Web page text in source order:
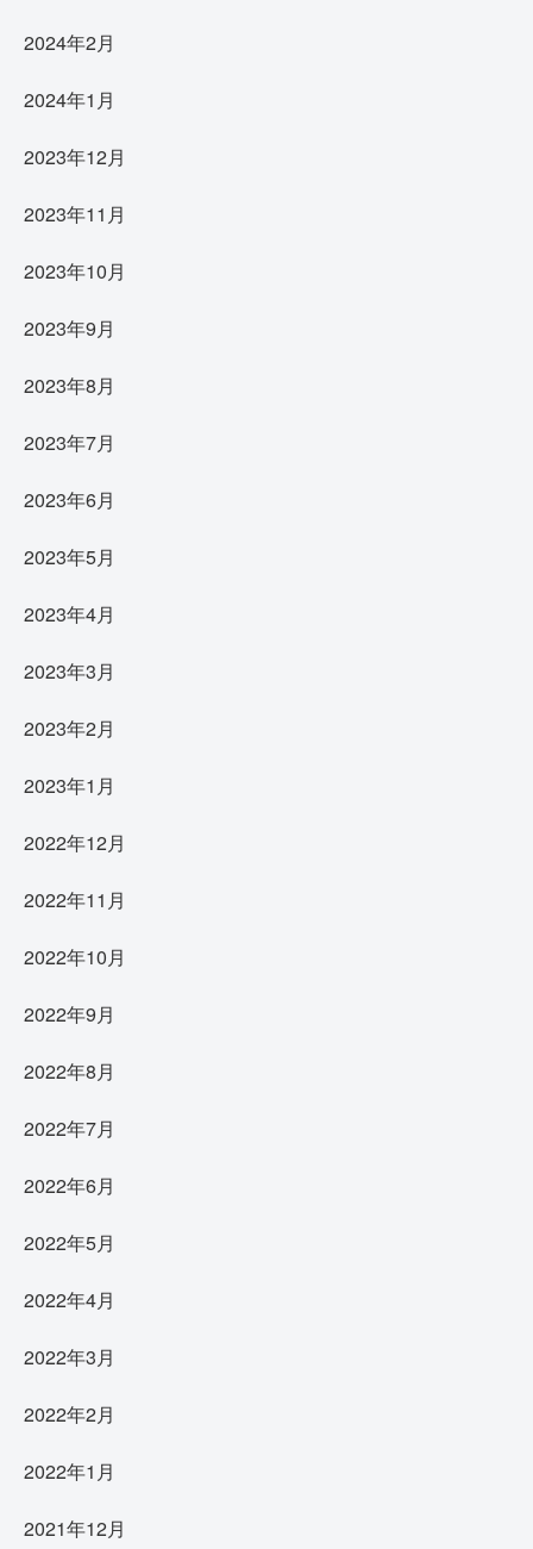
2024年2月
2024年1月
2023年12月
2023年11月
2023年10月
2023年9月
2023年8月
2023年7月
2023年6月
2023年5月
2023年4月
2023年3月
2023年2月
2023年1月
2022年12月
2022年11月
2022年10月
2022年9月
2022年8月
2022年7月
2022年6月
2022年5月
2022年4月
2022年3月
2022年2月
2022年1月
2021年12月